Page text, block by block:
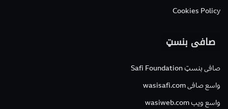
Cookies Policy
صافی بنسټ
صافی بنسټ Safi Foundation
واسع صافی wasisafi.com
واسع ویب wasiweb.com